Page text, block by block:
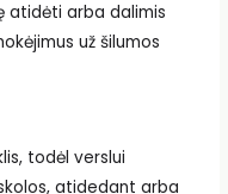
atidėti arba dalimis
už šilumos
todėl verslui
atidedant arba